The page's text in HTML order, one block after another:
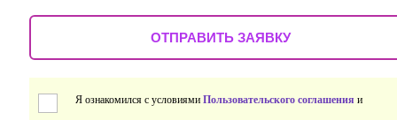
Я ознакомился с условиями Пользовательского соглашения и